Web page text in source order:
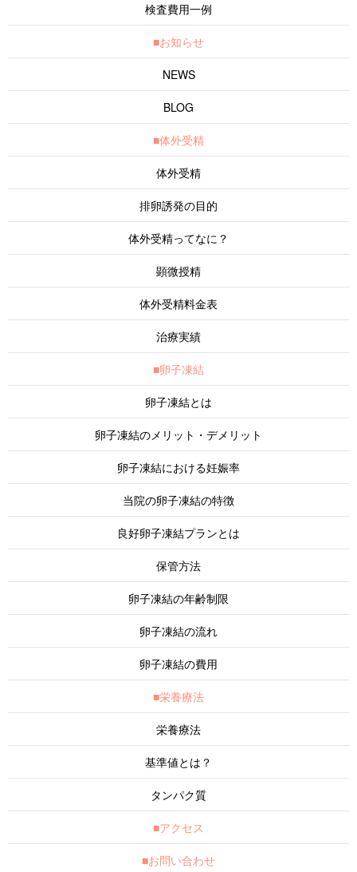
検査費用一例
■お知らせ
NEWS
BLOG
■体外受精
体外受精
排卵誘発の目的
体外受精ってなに？
顕微授精
体外受精料金表
治療実績
■卵子凍結
卵子凍結とは
卵子凍結のメリット・デメリット
卵子凍結における妊娠率
当院の卵子凍結の特徴
良好卵子凍結プランとは
保管方法
卵子凍結の年齢制限
卵子凍結の流れ
卵子凍結の費用
■栄養療法
栄養療法
基準値とは？
タンパク質
■アクセス
■お問い合わせ